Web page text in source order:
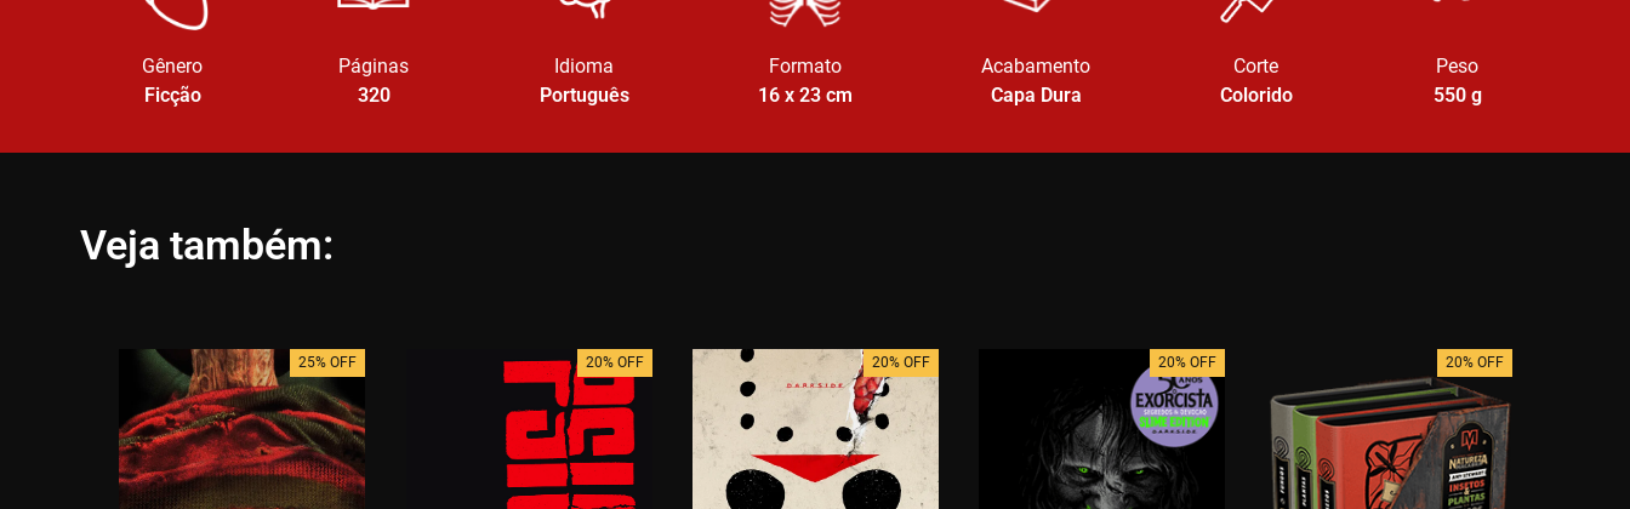
Gênero
Ficção
Páginas
320
Idioma
Português
Formato
16 x 23cm
Acabamento
Capa Dura
Corte
Colorido
Peso
550g
Veja também:
25% OFF 20% OFF 20% OFF 20% OFF 20% OFF